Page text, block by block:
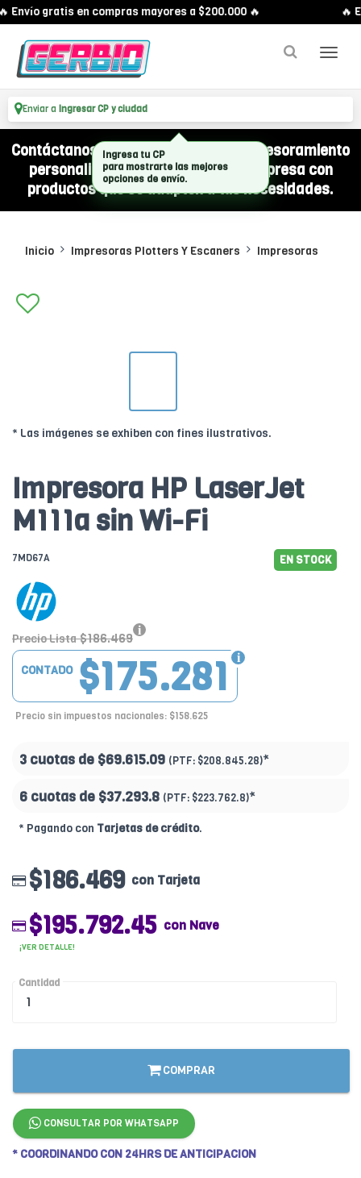
Envío gratis en compras mayores a $200.000 🔥 🔥
Enviar a Ingresar CP y ciudad
Contáctanos por WhatsApp y recibí asesoramiento
personalizado para equipar a tu empresa con
productos que se adapten a tus necesidades.
Inicio Impresoras Plotters Y Escaners Impresoras
* Las imágenes se exhiben con fines ilustrativos.
Impresora HP LaserJet
M111a sin Wi-Fi
7MD67A EN STOCK
Precio Lista $186.469
$175.281
CONTADO
Precio sin impuestos nacionales: $158.625
3 cuotas de $69.615.09 (PTF: $208.845.28)*
6 cuotas de $37.293.8 (PTF: $223.762.8)*
* Pagando con Tarjetas de crédito.
$186.469 con Tarjeta
$195.792.45 con Nave
¡VER DETALLE!
Cantidad
COMPRAR
CONSULTAR POR WHATSAPP
* COORDINANDO CON 24HRS DE ANTICIPACION